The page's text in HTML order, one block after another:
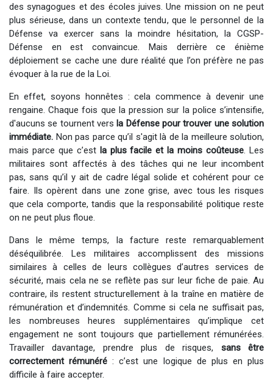
des synagogues et des écoles juives. Une mission on ne peut
plus sérieuse, dans un contexte tendu, que le personnel de la
Défense va exercer sans la moindre hésitation, la CGSP-
Défense en est convaincue. Mais derrière ce énième
déploiement se cache une dure réalité que l’on préfère ne pas
évoquer à la rue de la Loi.
En effet, soyons honnêtes : cela commence à devenir une
rengaine. Chaque fois que la pression sur la police s’intensifie,
d'aucuns se tournent vers la Défense pour trouver une solution
immédiate. Non pas parce qu’il s'agit là de la meilleure solution,
mais parce que c’est la plus facile et la moins coûteuse . Les
militaires sont affectés à des tâches qui ne leur incombent
pas, sans qu’il y ait de cadre légal solide et cohérent pour ce
faire. Ils opèrent dans une zone grise, avec tous les risques
que cela comporte, tandis que la responsabilité politique reste
on ne peut plus floue. ​
Dans le même temps, la facture reste remarquablement
déséquilibrée. Les militaires accomplissent des missions
similaires à celles de leurs collègues d’autres services de
sécurité, mais cela ne se reflète pas sur leur fiche de paie. Au
contraire, ils restent structurellement à la traîne en matière de
rémunération et d’indemnités. Comme si cela ne suffisait pas,
les nombreuses heures supplémentaires qu’implique cet
engagement ne sont toujours que partiellement rémunérées.
Travailler davantage, prendre plus de risques, sans être
correctement rémunéré : c’est une logique de plus en plus
difficile à faire accepter. ​